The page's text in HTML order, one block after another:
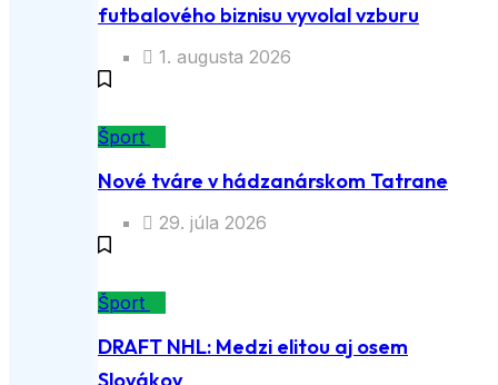
futbalového biznisu vyvolal vzburu
1. augusta 2026
Šport
Nové tváre v hádzanárskom Tatrane
29. júla 2026
Šport
DRAFT NHL: Medzi elitou aj osem
Slovákov